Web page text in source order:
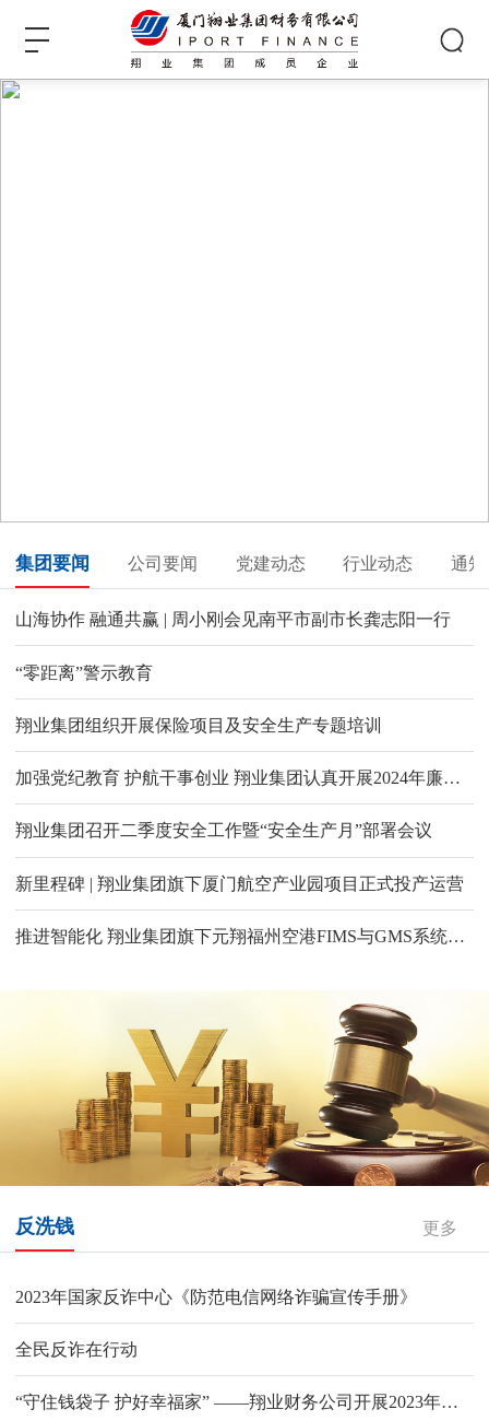
集团要闻 公司要闻 党建动态 行业动态 通
山海协作 融通共赢 | 周小刚会见南平市副市长龚志阳一行
“零距离”警示教育
翔业集团组织开展保险项目及安全生产专题培训
加强党纪教育 护航干事创业 翔业集团认真开展2024年廉洁文化宣传教育月活动
翔业集团召开二季度安全工作暨“安全生产月”部署会议
新里程碑 | 翔业集团旗下厦门航空产业园项目正式投产运营
推进智能化 翔业集团旗下元翔福州空港FIMS与GMS系统上线试运行
反洗钱 更多
2023年国家反诈中心《防范电信网络诈骗宣传手册》
全民反诈在行动
“守住钱袋子 护好幸福家” ——翔业财务公司开展2023年防范非法集资宣传月系列活动